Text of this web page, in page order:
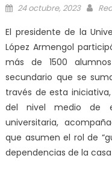
24 octubre, 2023
El presidente de la
López Armengol
más de 1500
secundario que se
través de esta
del nivel medio de
universitaria,
que asumen el rol de
dependencias de la